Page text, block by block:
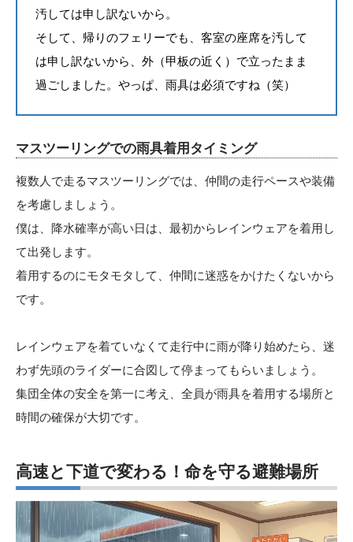
汚しては申し訳ないから。
そして、帰りのフェリーでも、客室の座席を汚して
は申し訳ないから、外（甲板の近く）で立ったまま
過ごしました。やっぱ、雨具は必須ですね（笑）
マスツーリングでの雨具着用タイミング
複数人で走るマスツーリングでは、仲間の走行ペースや装備
を考慮しましょう。
僕は、降水確率が高い日は、最初からレインウェアを着用し
て出発します。
着用するのにモタモタして、仲間に迷惑をかけたくないから
です。
レインウェアを着ていなくて走行中に雨が降り始めたら、迷
わず先頭のライダーに合図して停まってもらいましょう。
集団全体の安全を第一に考え、全員が雨具を着用する場所と
時間の確保が大切です。
高速と下道で変わる！命を守る避難場所